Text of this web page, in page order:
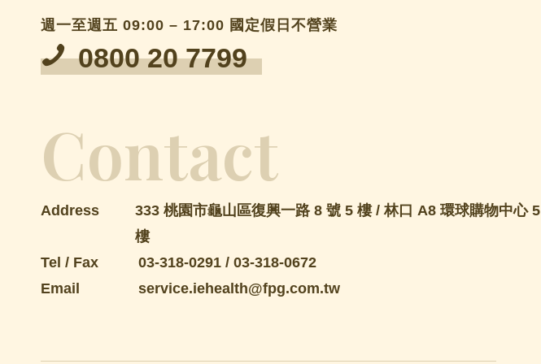
週一至週五 09:00 – 17:00 國定假日不營業
0800 20 7799
Contact
Address
333 桃園市龜山區復興一路 8 號 5 樓 / 林口 A8 環球購物中心 5
樓
Tel / Fax
03-318-0291 / 03-318-0672
Email
service.iehealth@fpg.com.tw